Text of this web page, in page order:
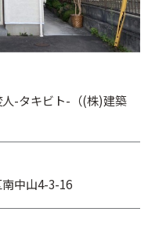
-タキビト-（(株)建築
中山4-3-16